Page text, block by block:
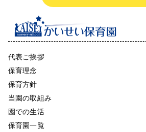
代表ご挨拶
保育理念
保育方針
当園の取組み
園での生活
保育園一覧